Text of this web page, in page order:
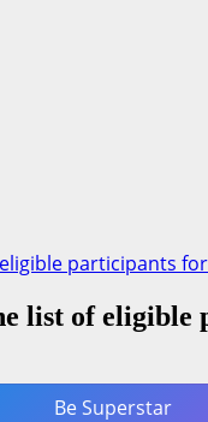
participants
list of eligible
Be Superstar